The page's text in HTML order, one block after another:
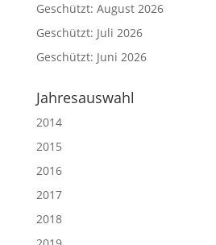
Geschützt: August 2026
Geschützt: Juli 2026
Geschützt: Juni 2026
Jahresauswahl
2014
2015
2016
2017
2018